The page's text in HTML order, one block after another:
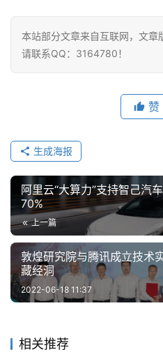
本站部分文章来自互联网，文章
请联系QQ：3164780！
赞
生成海报
阿里云“大算力”支持智己汽
70%
上一篇
敦煌研究院与腾讯成立技术
藏经洞
2022-06-18 11:37
相关推荐